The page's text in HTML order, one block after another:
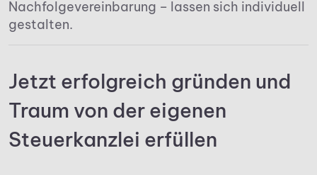
Nachfolgevereinbarung – lassen sich individuell
gestalten.
Jetzt erfolgreich gründen und
Traum von der eigenen
Steuerkanzlei erfüllen